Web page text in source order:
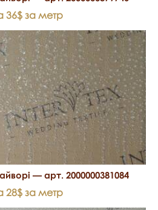
36$ за метр
— арт. 2000000381084
28$ за метр